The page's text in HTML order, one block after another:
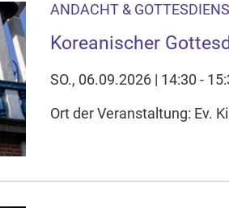
akzeptieren Sie, dass die
Gerät setzt, z.B. zwecks
Ihre Cookie-Einstellungen
ANDACHT &
Koreanischer
SO., 06.09.2026 | 14:30 -
Ort der Veranstaltung: Ev.